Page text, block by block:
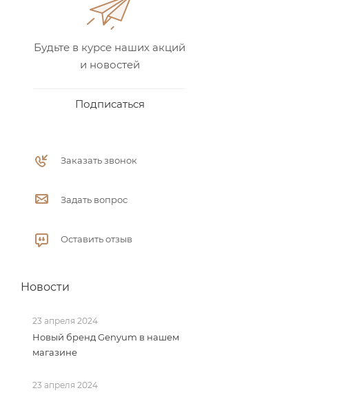
Будьте в курсе наших акций
и новостей
Подписаться
Заказать звонок
Задать вопрос
Оставить отзыв
Новости
23 апреля 2024
Новый бренд Genyum в нашем
магазине
23 апреля 2024